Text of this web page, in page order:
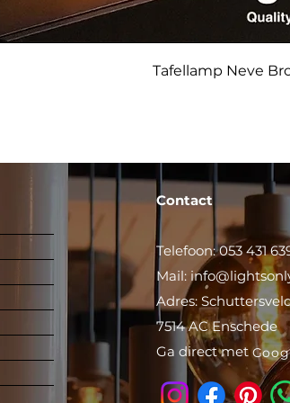
Tafellamp Neve
Contact
Telefoon: 053 431
Mail:
Adres:
7514 AC Enschede
Ga direct met